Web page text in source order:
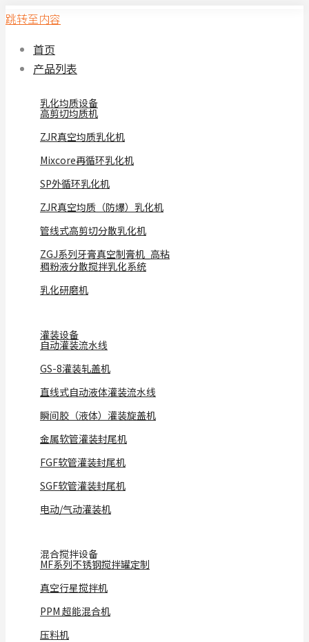
跳转至内容
首页
产品列表
乳化均质设备
高剪切均质机
ZJR真空均质乳化机
Mixcore再循环乳化机
SP外循环乳化机
ZJR真空均质（防爆）乳化机
管线式高剪切分散乳化机
ZGJ系列牙膏真空制膏机_高粘
稠粉液分散搅拌乳化系统
乳化研磨机
灌装设备
自动灌装流水线
GS-8灌装轧盖机
直线式自动液体灌装流水线
瞬间胶（液体）灌装旋盖机
金属软管灌装封尾机
FGF软管灌装封尾机
SGF软管灌装封尾机
电动/气动灌装机
混合搅拌设备
MF系列不锈钢搅拌罐定制
真空行星搅拌机
PPM 超能混合机
压料机